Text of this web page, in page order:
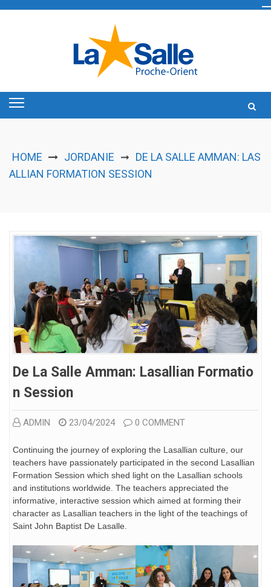
HOME JORDANIE ➞ DE LA SALLE AMMAN: LAS
ALLIAN FORMATION SESSION
De La Salle Amman: Lasallian Formatio
N Session
ADMIN 23/04/2024 0 COMMENT
Continuing the journey of exploring the Lasallian culture, our
teachers have passionately participated in the second Lasallian
Formation Session which shed light on the Lasallian schools
and institutions worldwide. The teachers appreciated the
informative, interactive session which aimed at forming their
character as Lasallian teachers in the light of the teachings of
Saint John Baptist De Lasalle.